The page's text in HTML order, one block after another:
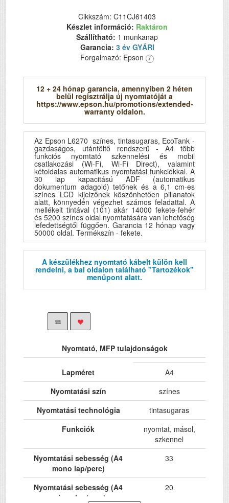
Cikkszám: C11CJ61403
Készlet információ: Raktáron
Szállítható: 1 munkanap
Garancia: 3 év GYÁRI
Forgalmazó: Epson
12 + 24 hónap garancia, amennyiben 2 héten
belül regisztrálja új nyomtatóját a
https://www.epson.hu/promotions/extended-
warranty oldalon.
Az Epson L6270 színes, tintasugaras, EcoTank -
gazdaságos, utántöltő rendszerű - A4 több
funkciós nyomtató szkennelési és mobil
csatlakozási (Wi-Fi, Wi-Fi Direct), valamint
kétoldalas automatikus nyomtatási funkciókkal. A
30 lap kapacitású ADF (automatikus
dokumentum adagoló) tetőnek és a 6,1 cm-es
színes LCD kijelzőnek köszönhetően pillanatok
alatt, könnyedén végezhet számos feladattal. A
mellékelt tintával (101) akár 14000 fekete-fehér
és 5200 színes oldal nyomtatására van lehetőség
lefedettségtől függően. Garancia 12 hónap vagy
50000 oldal. Termékszín - fekete.
A készülékhez nyomtató kábelt külön kell
rendelni, a bal oldalon található "Tartozékok"
menüpont alatt.
Nyomtató, MFP tulajdonságok
Lapméret
A4
Nyomtatási szín
színes
Nyomtatási technológia
tintasugaras
Funkciók
nyomtat, másol,
szkennel
Nyomtatási sebesség (A4
mono lap/perc)
33
Nyomtatási sebesség (A4
színes lap/perc)
20